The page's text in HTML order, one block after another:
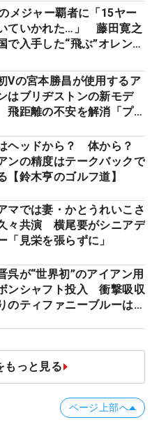
メジャー覇者に「15ヤー
ていかれた…」 藤田寛之
で入手した“飛ぶ”オレンジ
Vの宮本勝昌が使用するア
はブリヂストンの新モデ
距離の不安を解消「プラ
ヘッドから？ 体から？
ンの精度はテークバックで
【鈴木亨のゴルフ道】
マでは妻・かとうれいこさ
々共演 横尾要がシニアデ
「見栄を張らずに」
呉が“世界初”のアイアン用
ンシャフト投入 衝撃吸収
のティファニーブルーは
もっと見る
ページ上部へ